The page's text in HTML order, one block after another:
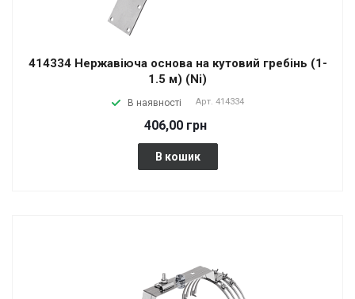
414334 Нержавіюча основа на кутовий гребінь (1-
1.5 м) (Ni)
В наявності Арт. 414334
406,00 грн
В кошик